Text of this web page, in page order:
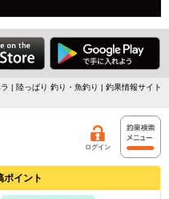
| 陸っぱり 釣り・魚釣り | 釣果情報サイト
ログイン
ポイント